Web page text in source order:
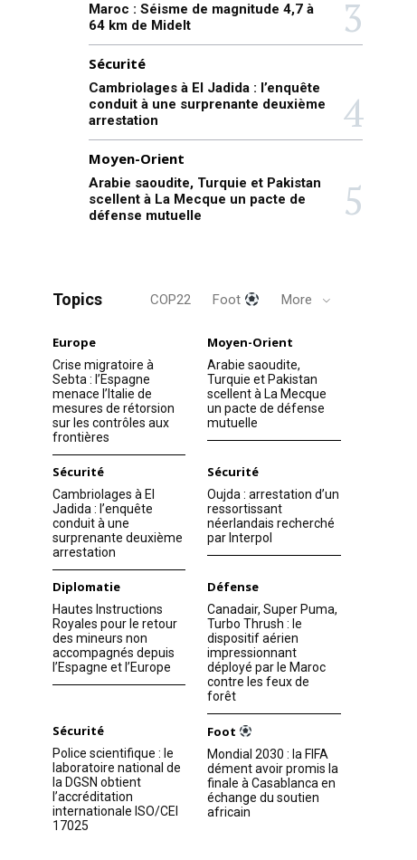
Maroc : Séisme de magnitude 4,7 à
64 km de Midelt
Sécurité
Cambriolages à El Jadida : l’enquête
conduit à une surprenante deuxième
arrestation
Moyen-Orient
Arabie saoudite, Turquie et Pakistan
scellent à La Mecque un pacte de
défense mutuelle
Topics COP22 Foot More
Europe
Crise migratoire à
Sebta : l’Espagne
menace l’Italie de
mesures de rétorsion
sur les contrôles aux
frontières
Moyen-Orient
Arabie saoudite,
Turquie et Pakistan
scellent à La Mecque
un pacte de défense
mutuelle
Sécurité
Cambriolages à El
Jadida : l’enquête
conduit à une
surprenante deuxième
arrestation
Sécurité
Oujda : arrestation d’un
ressortissant
néerlandais recherché
par Interpol
Diplomatie
Hautes Instructions
Royales pour le retour
des mineurs non
accompagnés depuis
l’Espagne et l’Europe
Défense
Canadair, Super Puma,
Turbo Thrush : le
dispositif aérien
impressionnant
déployé par le Maroc
contre les feux de
forêt
Sécurité
Police scientifique : le
laboratoire national de
la DGSN obtient
l’accréditation
internationale ISO/CEI
17025
Foot
Mondial 2030 : la FIFA
dément avoir promis la
finale à Casablanca en
échange du soutien
africain